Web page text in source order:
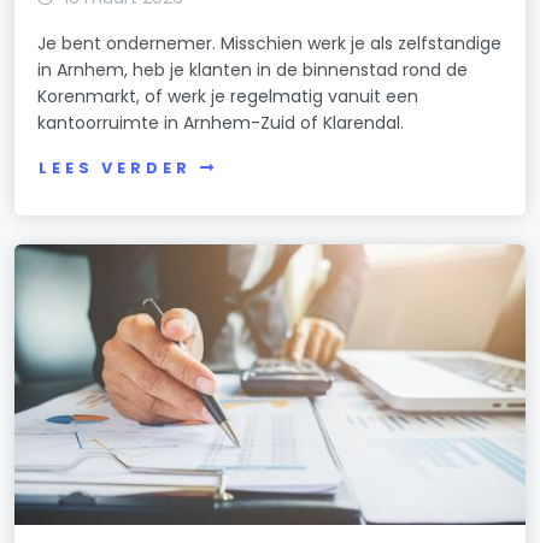
Je bent ondernemer. Misschien werk je als zelfstandige
in Arnhem, heb je klanten in de binnenstad rond de
Korenmarkt, of werk je regelmatig vanuit een
kantoorruimte in Arnhem-Zuid of Klarendal.
LEES VERDER